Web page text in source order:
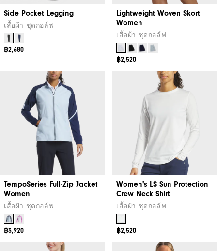
Side Pocket Legging
เสื้อผ้า ชุดกอล์ฟ
฿2,680
Lightweight Woven Skort
Women
เสื้อผ้า ชุดกอล์ฟ
฿2,520
TempoSeries Full-Zip Jacket
Women
เสื้อผ้า ชุดกอล์ฟ
฿3,920
Women's LS Sun Protection
Crew Neck Shirt
เสื้อผ้า ชุดกอล์ฟ
฿2,520